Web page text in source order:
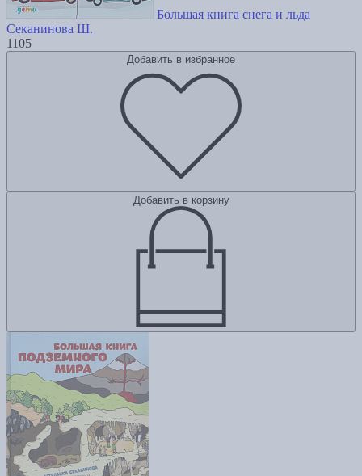
Большая книга снега и льда
Секанинова Ш.
1105
Добавить в избранное
Добавить в корзину